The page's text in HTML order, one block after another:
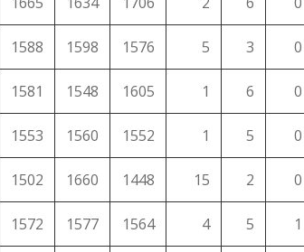
1588 1598 1576 5 3 0
1581 1548 1605 1 6 0
1553 1560 1552 1 5 0
1502 1660 1448 15 2 0
1572 1577 1564 4 5 1